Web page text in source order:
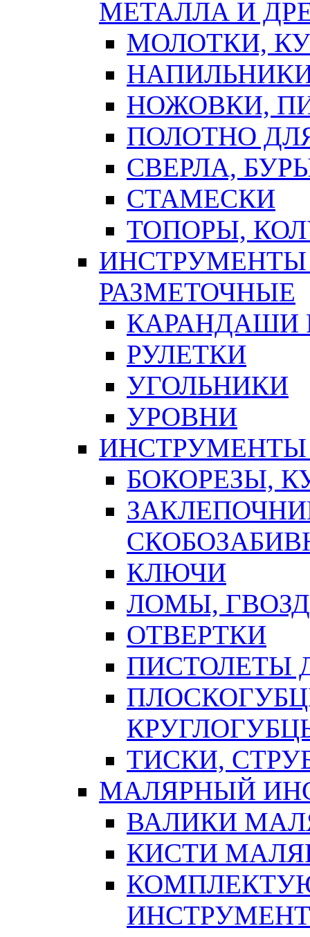
МЕТАЛЛА И
МОЛОТКИ,
НОЖОВКИ,
ПОЛОТНО
СВЕРЛА,
СТАМЕСКИ
ТОПОРЫ,
ИНСТРУМЕНТЫ
РАЗМЕТОЧНЫЕ
КАРАНДАШИ
РУЛЕТКИ
УГОЛЬНИКИ
УРОВНИ
БОКОРЕЗЫ,
КЛЮЧИ
ЛОМЫ,
ОТВЕРТКИ
ПИСТОЛЕТЫ
ТИСКИ,
МАЛЯРНЫЙ
ВАЛИКИ
КИСТИ